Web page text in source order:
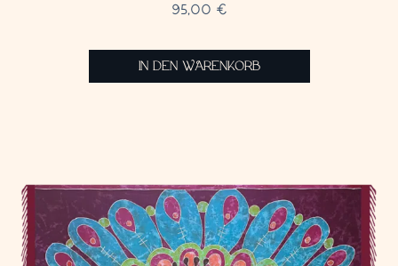
95,00 €
IN DEN WARENKORB